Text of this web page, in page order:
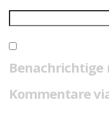
Benachrichtige
Kommentare